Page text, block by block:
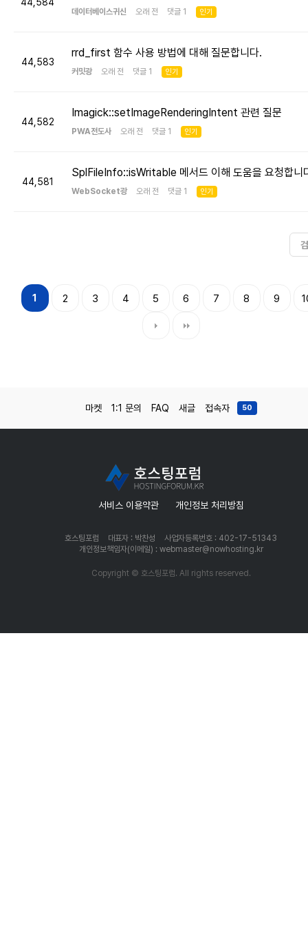
데이터베이스귀신 오래 전 댓글 1 인기
44,583
rrd_first 함수 사용 방법에 대해 질문합니다.
커밋광 오래 전 댓글 1 인기
44,582
Imagick::setImageRenderingIntent 관련 질문
PWA전도사 오래 전 댓글 1 인기
44,581
SplFileInfo::isWritable 메서드 이해 도움을 요청합니
WebSocket광 오래 전 댓글 1 인기
1 2 3 4 5 6 7 8 9
마켓 1:1 문의 FAQ 새글 접속자 50
서비스 이용약관 개인정보 처리방침
호스팅포럼 대표자 : 박찬성
사업자등록번호 : 402-17-51343
개인정보책임자(이메일) : webmaster@nowhosting.kr
Copyright © 호스팅포럼. All rights reserved.